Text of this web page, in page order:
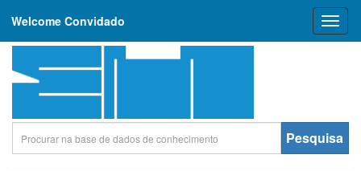
Welcome Convidado
Pesquisa